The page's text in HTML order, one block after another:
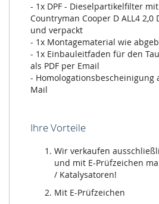
- 1x DPF - Dieselpartikelfilter mit
Countryman Cooper D ALL4 2,0
und verpackt
- 1x Montagematerial wie
- 1x Einbauleitfaden für den
als PDF per Email
- Homologationsbescheinigung
Mail
Ihre Vorteile
Wir verkaufen
und mit E-Prüfzeichen
/ Katalysatoren!
Mit E-Prüfzeichen